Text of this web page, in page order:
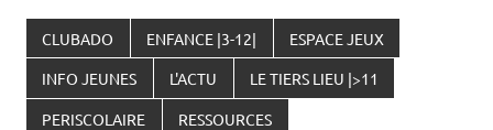
CLUBADO ENFANCE |3-12| ESPACE JEUX
INFO JEUNES L'ACTU LE TIERS LIEU |>11
PERISCOLAIRE RESSOURCES